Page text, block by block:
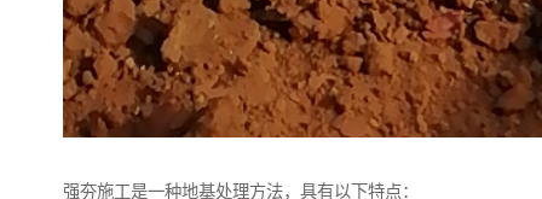
强夯施工是一种地基处理方法，具有以下特点：